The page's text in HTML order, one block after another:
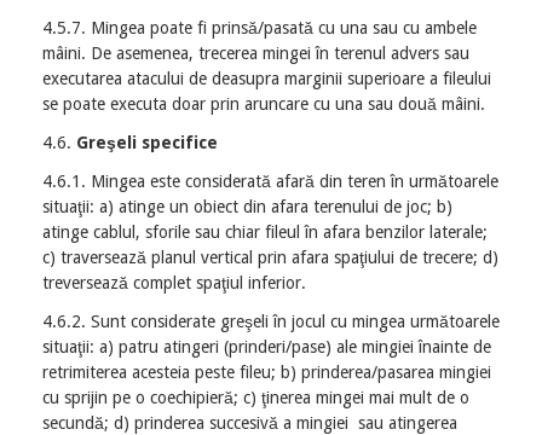
4.5.7. Mingea poate fi prinsă/pasată cu una sau cu ambele
mâini. De asemenea, trecerea mingei în terenul advers sau
executarea atacului de deasupra marginii superioare a fileului
se poate executa doar prin aruncare cu una sau două mâini.
4.6. Greşeli specifice
4.6.1. Mingea este considerată afară din teren în următoarele
situaţii: a) atinge un obiect din afara terenului de joc; b)
atinge cablul, sforile sau chiar fileul în afara benzilor laterale;
c) traversează planul vertical prin afara spaţiului de trecere; d)
treversează complet spaţiul inferior.
4.6.2. Sunt considerate greşeli în jocul cu mingea următoarele
situaţii: a) patru atingeri (prinderi/pase) ale mingiei înainte de
retrimiterea acesteia peste fileu; b) prinderea/pasarea mingiei
cu sprijin pe o coechipieră; c) ţinerea mingei mai mult de o
secundă; d) prinderea succesivă a mingiei sau atingerea